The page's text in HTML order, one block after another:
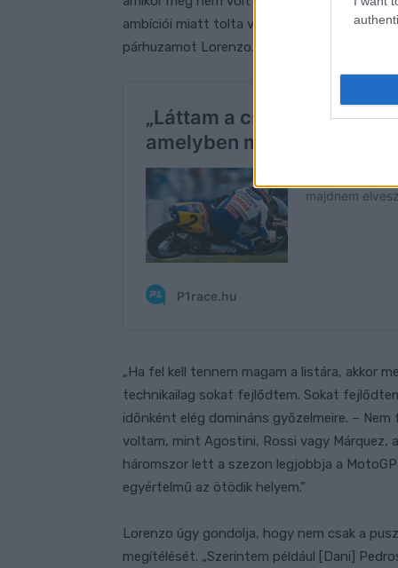
ambíciói miatt tolta végig. Kicsit olyan volt,
párhuzamot Lorenzo.
„Ha fel kell tennem magam a listára, akkor
technikailag sokat fejlődtem. Sokat
időnként elég domináns győzelmeire. –
voltam, mint Agostini, Rossi vagy
háromszor lett a szezon legjobbja a
egyértelmű az ötödik helyem.”
Lorenzo úgy gondolja, hogy nem csak a
megítélését. „Szerintem például [Dani]